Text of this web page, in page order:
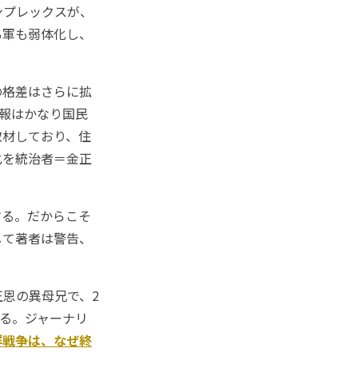
レックスが、
も弱体化し、
差はさらに拡
はかなり国民
しており、住
統治者＝金正
。だからこそ
著者は警告、
の異母兄で、2
。ジャーナリ
戦争は、なぜ終